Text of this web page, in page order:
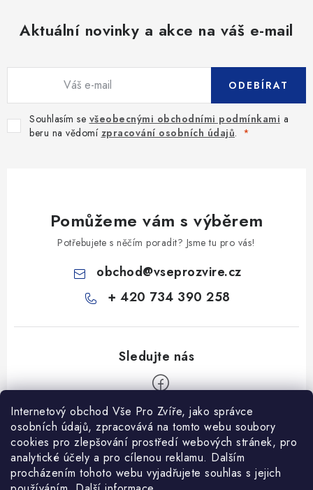
Internetový obchod Vše Pro Zvíře, jako správce
osobních údajů, zpracovává na tomto webu soubory
cookies pro zlepšování prostředí webových stránek, pro
analytické účely a pro cílenou reklamu. Dalším
procházením tohoto webu vyjadřujete souhlas s jejich
Aktuální novinky a akce na váš e-mail
Souhlasím se všeobecnými obchodními podmínkami a
beru na vědomí zpracování osobních údajů.
ODEBÍRAT
Pomůžeme vám s výběrem
Potřebujete s něčím poradit? Jsme tu pro vás!
obchod@vseprozvire.cz
+ 420 734 390 258
Informace pro Vás
Ceník dopravy